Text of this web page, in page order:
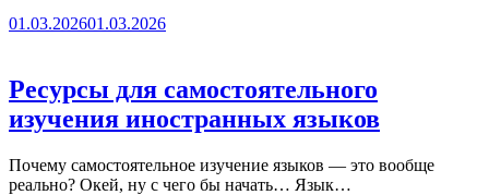
01.03.202601.03.2026
Ресурсы для самостоятельного
изучения иностранных языков
Почему самостоятельное изучение языков — это вообще
реально? Окей, ну с чего бы начать… Язык…